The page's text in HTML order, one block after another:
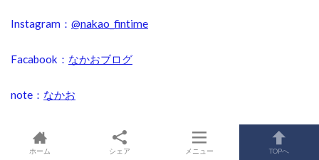
Instagram： @nakao_fintime
Facabook： なかおブログ
note： なかお
ホーム シェア メニュー TOPへ